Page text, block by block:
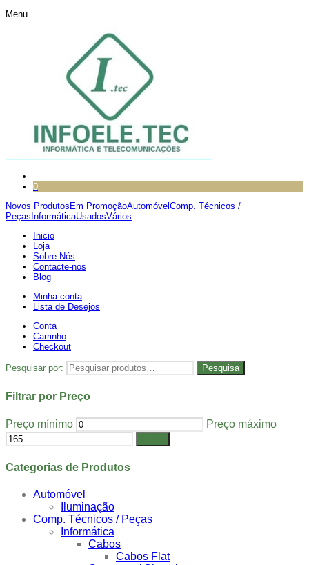
Menu
0
Novos Produtos Em PromoçãoAutomóvel Comp. Técnicos /
Peças InformáticaUsadosVários
Inicio
Loja
Sobre Nós
Contacte-nos
Blog
Minha conta
Lista de Desejos
Conta
Carrinho
Checkout
Pesquisar por: Pesquisa
Filtrar por Preço
Preço mínimo Preço máximo
Categorias de Produtos
Automóvel
Iluminação
Comp. Técnicos / Peças
Informática
Cabos
Cabos Flat